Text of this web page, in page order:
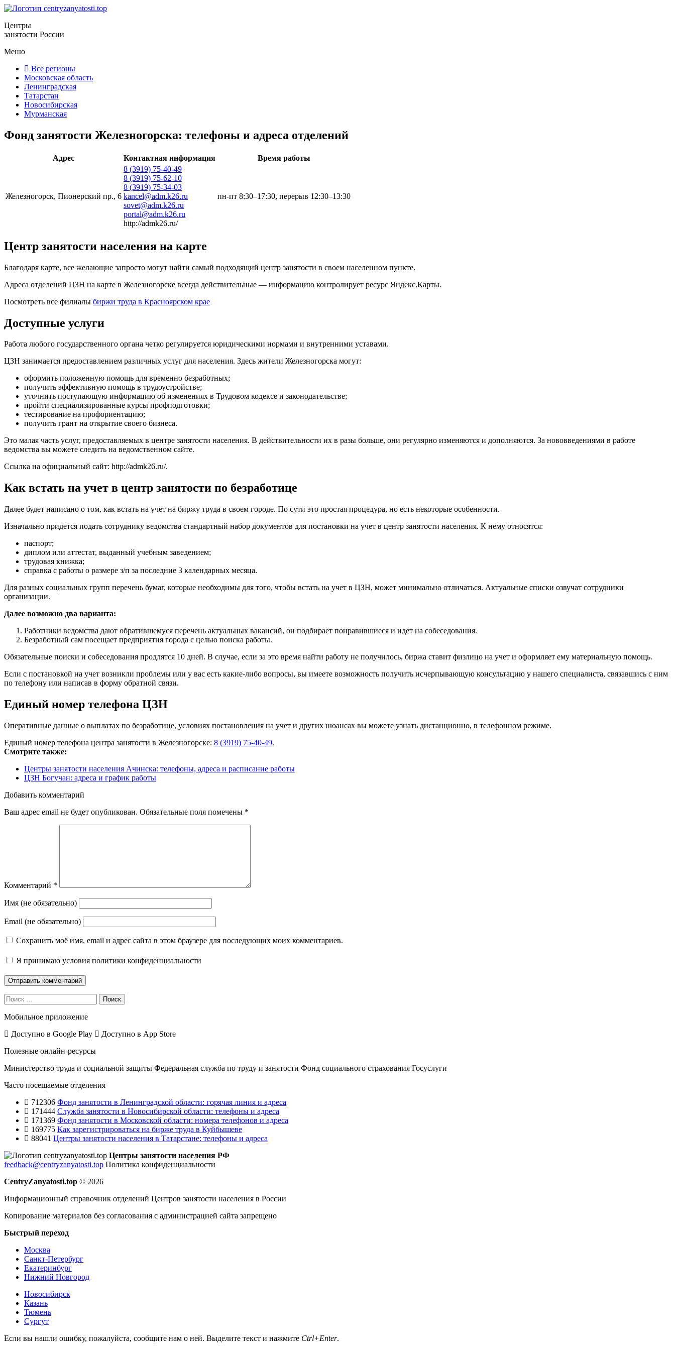
Центры
занятости России
Меню
Все регионы
Московская область
Ленинградская
Татарстан
Новосибирская
Мурманская
Фонд занятости Железногорска: телефоны и адреса отделений
Адрес Контактная информация Время работы
Железногорск, Пионерский пр., 6
8 (3919) 75-40-49
8 (3919) 75-62-10
8 (3919) 75-34-03
kancel@adm.k26.ru
sovet@adm.k26.ru
portal@adm.k26.ru
http://admk26.ru/
пн-пт 8:30–17:30, перерыв 12:30–13:30
Центр занятости населения на карте
Благодаря карте, все желающие запросто могут найти самый подходящий центр занятости в своем населенном пункте.
Адреса отделений ЦЗН на карте в Железногорске всегда действительные — информацию контролирует ресурс Яндекс.Карты.
Посмотреть все филиалы биржи труда в Красноярском крае
Доступные услуги
Работа любого государственного органа четко регулируется юридическими нормами и внутренними уставами.
ЦЗН занимается предоставлением различных услуг для населения. Здесь жители Железногорска могут:
оформить положенную помощь для временно безработных;
получить эффективную помощь в трудоустройстве;
уточнить поступающую информацию об изменениях в Трудовом кодексе и законодательстве;
пройти специализированные курсы профподготовки;
тестирование на профориентацию;
получить грант на открытие своего бизнеса.
Это малая часть услуг, предоставляемых в центре занятости населения. В действительности их в разы больше, они регулярно изменяются и дополняются. За нововведениями в работе
ведомства вы можете следить на ведомственном сайте.
Ссылка на официальный сайт: http://admk26.ru/.
Как встать на учет в центр занятости по безработице
Далее будет написано о том, как встать на учет на биржу труда в своем городе. По сути это простая процедура, но есть некоторые особенности.
Изначально придется подать сотруднику ведомства стандартный набор документов для постановки на учет в центр занятости населения. К нему относятся:
паспорт;
диплом или аттестат, выданный учебным заведением;
трудовая книжка;
справка с работы о размере з/п за последние 3 календарных месяца.
Для разных социальных групп перечень бумаг, которые необходимы для того, чтобы встать на учет в ЦЗН, может минимально отличаться. Актуальные списки озвучат сотрудники
организации.
Далее возможно два варианта:
Работники ведомства дают обратившемуся перечень актуальных вакансий, он подбирает понравившиеся и идет на собеседования.
Безработный сам посещает предприятия города с целью поиска работы.
Обязательные поиски и собеседования продлятся 10 дней. В случае, если за это время найти работу не получилось, биржа ставит физлицо на учет и оформляет ему материальную помощь.
Если с постановкой на учет возникли проблемы или у вас есть какие-либо вопросы, вы имеете возможность получить исчерпывающую консультацию у нашего специалиста, связавшись с ним
по телефону или написав в форму обратной связи.
Единый номер телефона ЦЗН
Оперативные данные о выплатах по безработице, условиях постановления на учет и других нюансах вы можете узнать дистанционно, в телефонном режиме.
Единый номер телефона центра занятости в Железногорске: 8 (3919) 75-40-49.
Смотрите также:
Центры занятости населения Ачинска: телефоны, адреса и расписание работы
ЦЗН Богучан: адреса и график работы
Добавить комментарий
Ваш адрес email не будет опубликован. Обязательные поля помечены *
Комментарий *
Имя (не обязательно)
Email (не обязательно)
Сохранить моё имя, email и адрес сайта в этом браузере для последующих моих комментариев.
Я принимаю условия политики конфиденциальности
Поиск
Мобильное приложение
Доступно в Google Play Доступно в App Store
Полезные онлайн-ресурсы
Министерство труда и социальной защиты Федеральная служба по труду и занятости Фонд социального страхования Госуслуги
Часто посещаемые отделения
712306 Фонд занятости в Ленинградской области: горячая линия и адреса
171444 Служба занятости в Новосибирской области: телефоны и адреса
171369 Фонд занятости в Московской области: номера телефонов и адреса
169775 Как зарегистрироваться на бирже труда в Куйбышеве
88041 Центры занятости населения в Татарстане: телефоны и адреса
Центры занятости населения РФ
feedback@centryzanyatosti.top Политика конфиденциальности
CentryZanyatosti.top © 2026
Информационный справочник отделений Центров занятости населения в России
Копирование материалов без согласования с администрацией сайта запрещено
Быстрый переход
Москва
Санкт-Петербург
Екатеринбург
Нижний Новгород
Новосибирск
Казань
Тюмень
Сургут
Если вы нашли ошибку, пожалуйста, сообщите нам о ней. Выделите текст и нажмите Ctrl+Enter.